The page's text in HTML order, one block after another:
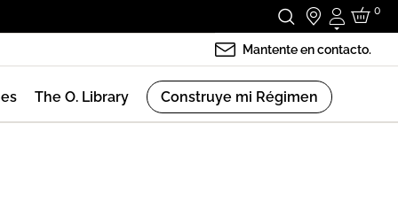
Iniciar
0
Mantente en contacto.
The O. Library Construye mi Régimen